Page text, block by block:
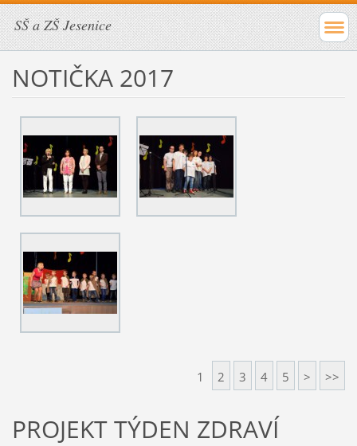
SŠ a ZŠ Jesenice
NOTIČKA 2017
1 2 3 4 5 > >>
PROJEKT TÝDEN ZDRAVÍ